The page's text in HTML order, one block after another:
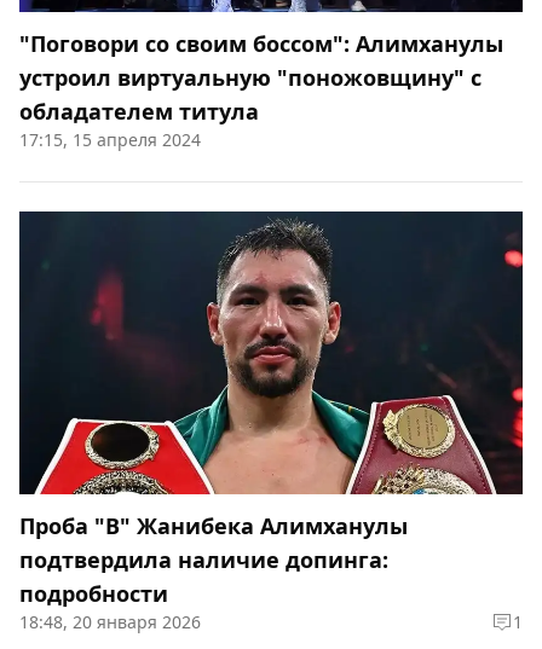
"Поговори со своим боссом": Алимханулы
устроил виртуальную "поножовщину" с
обладателем титула
17:15, 15 апреля 2024
Проба "В" Жанибека Алимханулы
подтвердила наличие допинга:
подробности
18:48, 20 января 2026 1